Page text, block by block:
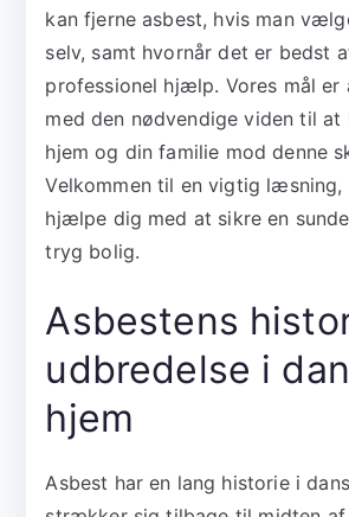
kan fjerne asbest, hvis man
selv, samt hvornår det er bedst
professionel hjælp. Vores mål er
med den nødvendige viden til
hjem og din familie mod denne
Velkommen til en vigtig læsning,
hjælpe dig med at sikre en
tryg bolig.
Asbestens
udbredelse i
hjem
Asbest har en lang historie i